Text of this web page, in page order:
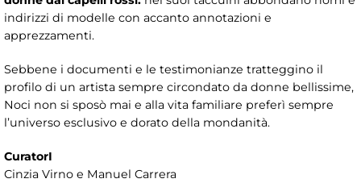
indirizzi di modelle con accanto annotazioni e
apprezzamenti.
Sebbene i documenti e le testimonianze tratteggino il
profilo di un artista sempre circondato da donne bellissime,
Noci non si sposò mai e alla vita familiare preferì sempre
l’universo esclusivo e dorato della mondanità.
CuratorI
Cinzia Virno e Manuel Carrera